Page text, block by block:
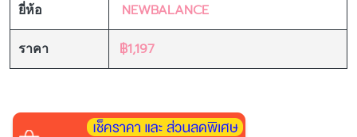
ยี่ห้อ NEWBALANCE
ราคา ฿1,197